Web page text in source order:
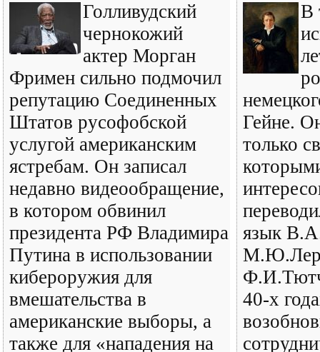
Голливудский
чернокожий
актер Морган
Фримен сильно подмочил
репутацию Соединенных
Штатов русофобской
услугой американским
ястребам. Он записал
недавно видеообращение,
в котором обвинил
президента РФ Владимира
Путина в использовании
кибероружия для
вмешательства в
американские выборы, а
также для «нападения на
В
Гейне.
только
язык
40-х